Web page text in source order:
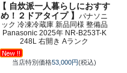
【 自炊派一人暮らしにおすす
め！２ドアタイプ 】パナソニ
ック 冷凍冷蔵庫 新品同様 整備品
Panasonic 2025年 NR-B253T-K
248L 右開き Aランク
当店特別価格53,000円(税込)